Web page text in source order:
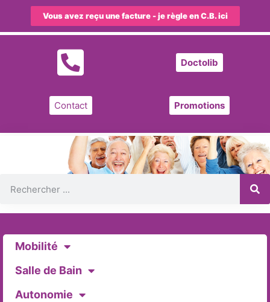
Vous avez reçu une facture - je règle en C.B. ici
Doctolib
Contact Promotions
Mobilité
Salle de Bain
Autonomie